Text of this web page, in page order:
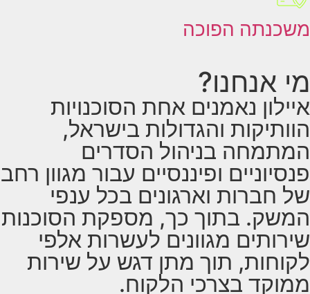
משכנתה הפוכה
מי אנחנו?
איילון נאמנים אחת הסוכנויות
הוותיקות והגדולות בישראל,
המתמחה בניהול הסדרים
פנסיוניים ופיננסיים עבור מגוון רחב
של חברות וארגונים בכל ענפי
המשק. בתוך כך, מספקת הסוכנות
שירותים מגוונים לעשרות אלפי
לקוחות, תוך מתן דגש על שירות
ממוקד בצרכי הלקוח.